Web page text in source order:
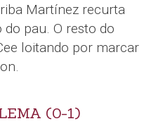
Martínez recurta
pau. O resto do
loitando por marcar
(0-1)